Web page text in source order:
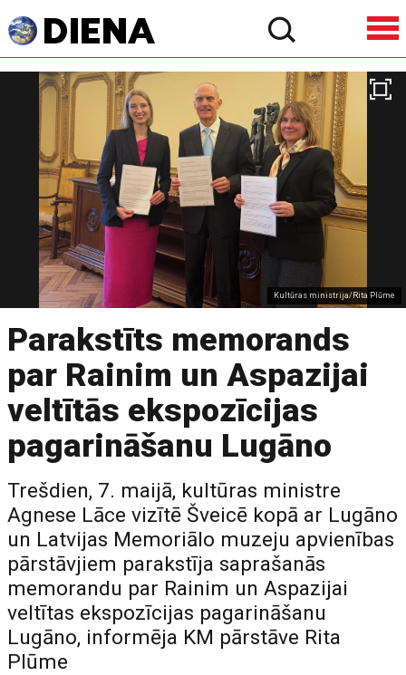
Kultūras ministrija/Rita Plūme
Parakstīts memorands
par Rainim un Aspazijai
veltītās ekspozīcijas
pagarināšanu Lugāno
Trešdien, 7. maijā, kultūras ministre
Agnese Lāce vizītē Šveicē kopā ar Lugāno
un Latvijas Memoriālo muzeju apvienības
pārstāvjiem parakstīja saprašanās
memorandu par Rainim un Aspazijai
veltītas ekspozīcijas pagarināšanu
Lugāno, informēja KM pārstāve Rita
Plūme